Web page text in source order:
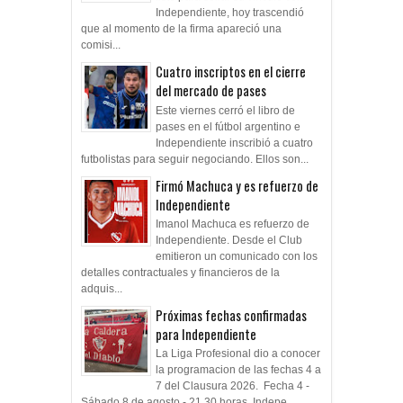
Independiente, hoy trascendió
que al momento de la firma apareció una
comisi...
Cuatro inscriptos en el cierre
del mercado de pases
Este viernes cerró el libro de
pases en el fútbol argentino e
Independiente inscribió a cuatro
futbolistas para seguir negociando. Ellos son...
Firmó Machuca y es refuerzo de
Independiente
Imanol Machuca es refuerzo de
Independiente. Desde el Club
emitieron un comunicado con los
detalles contractuales y financieros de la
adquis...
Próximas fechas confirmadas
para Independiente
La Liga Profesional dio a conocer
la programacion de las fechas 4 a
7 del Clausura 2026. Fecha 4 -